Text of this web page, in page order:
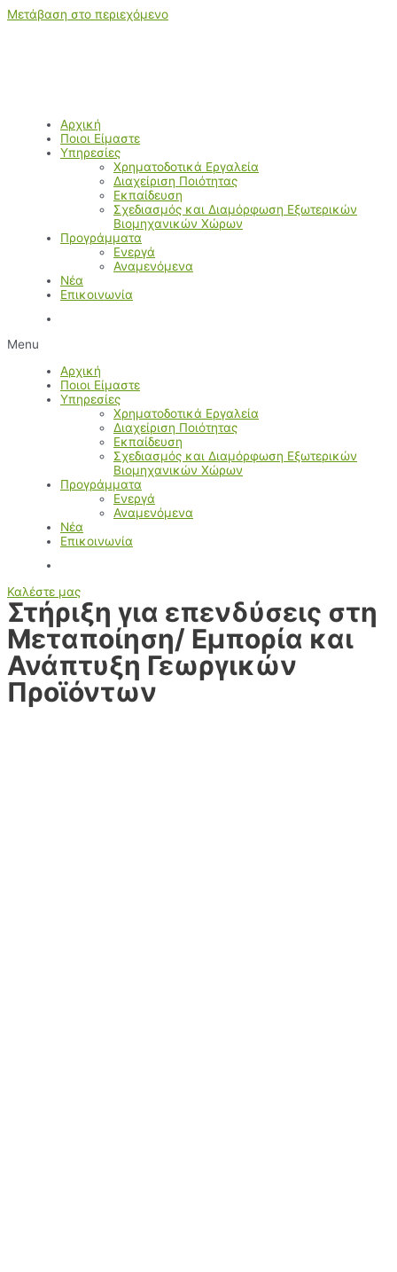
Μετάβαση στο περιεχόμενο
Αρχική
Ποιοι Είμαστε
Υπηρεσίες
Χρηματοδοτικά Εργαλεία
Διαχείριση Ποιότητας
Εκπαίδευση
Σχεδιασμός και Διαμόρφωση Εξωτερικών
Βιομηχανικών Χώρων
Προγράμματα
Ενεργά
Αναμενόμενα
Νέα
Επικοινωνία
Menu
Αρχική
Ποιοι Είμαστε
Υπηρεσίες
Χρηματοδοτικά Εργαλεία
Διαχείριση Ποιότητας
Εκπαίδευση
Σχεδιασμός και Διαμόρφωση Εξωτερικών
Βιομηχανικών Χώρων
Προγράμματα
Ενεργά
Αναμενόμενα
Νέα
Επικοινωνία
Καλέστε μας
Στήριξη για επενδύσεις στη
Μεταποίηση/ Εμπορία και
Ανάπτυξη Γεωργικών
Προϊόντων